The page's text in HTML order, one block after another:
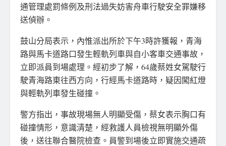
通管理處罰條例及刑法過失妨害舟車行駛安全罪嫌移
送偵辦。
鼓山分局表示，內惟派出所於下午3時許獲報，青海
路與馬卡道路口發生輕軌列車與自小客車交通事故，
立即派員到場處理。經初步了解，64歲蔡姓女駕駛行
駛青海路東往西方向，行經馬卡道路時，疑因闖紅燈
與輕軌列車發生碰撞。
警方指出，事故現場無人明顯受傷，蔡女表示胸口有
碰撞情形，意識清楚，經救護人員檢視無明顯外傷
後，送往聯合醫院檢查。員警到場後立即實施交通疏